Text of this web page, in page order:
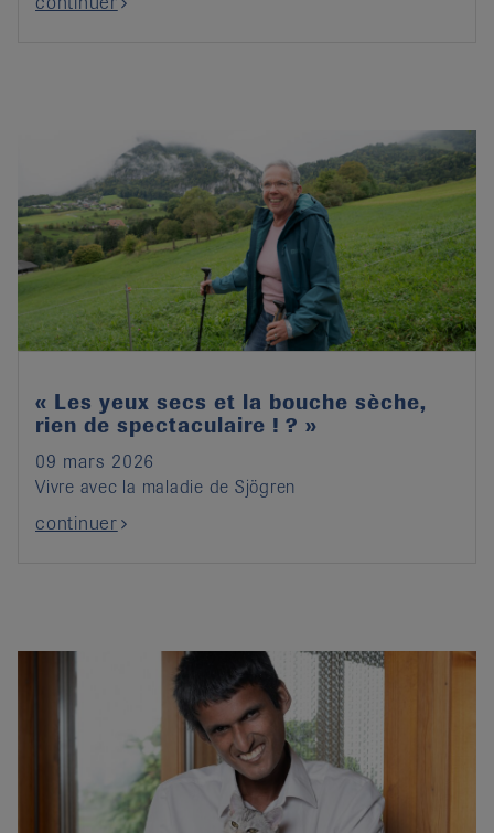
« Les yeux secs et la bouche sèche,
rien de spectaculaire ! ? »
09 mars 2026
Vivre avec la maladie de Sjögren
continuer